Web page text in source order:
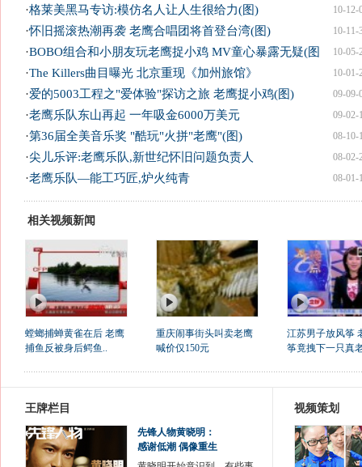
10-12-
·格莱美黑马专访:模仿名人让人生很给力(图)
10-11-
·怀旧摇滚热潮再袭 老鹰合唱团将首登台湾(图)
10-05-
·BOBO组合和小朋友玩老鹰捉小鸡 MV童心暴露无疑(图
10-01-
·The Killers曲目曝光 北京重现《加州旅馆》
09-09-
·爱的5003工程之"爱体验"探访之旅 老鹰捉小鸡(图)
09-02-
·老鹰乐队东山再起 一年吸金6000万美元
08-10-
·第36届全美音乐奖 "酷玩"火拼"老鹰"(图)
08-02-
·尖儿乐评:老鹰乐队,新世纪怀旧问题负责人
08-01-
·老鹰乐队—能工巧匠,炉火纯青
相关视频新闻
螳螂捕蝉黄雀在后 老鹰
捕鱼反被身后鳄鱼..
重庆闹事街头叫卖老鹰
喊价仅150元
江苏男子放风筝
筝竟拽下一只真
王牌栏目
先锋人物黄晓明：
感谢低潮 偶像重生
视频策划